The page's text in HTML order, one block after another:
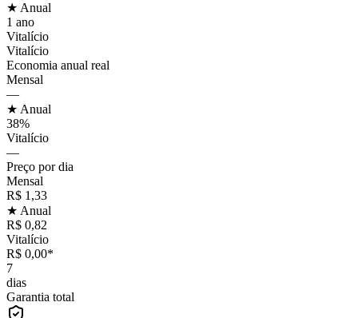
★ Anual
1 ano
Vitalício
Vitalício
Economia anual real
Mensal
—
★ Anual
38%
Vitalício
—
Preço por dia
Mensal
R$ 1,33
★ Anual
R$ 0,82
Vitalício
R$ 0,00*
7
dias
Garantia total